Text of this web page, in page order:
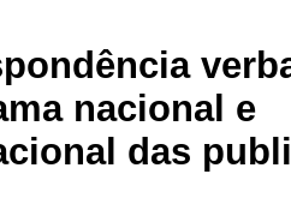
nacional e
das